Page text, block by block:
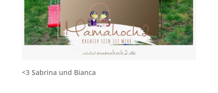
<3 Sabrina und Bianca